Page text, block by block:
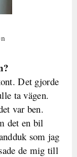
Det gjorde
ta vägen.
var ben.
det en bil
som jag
de mig till